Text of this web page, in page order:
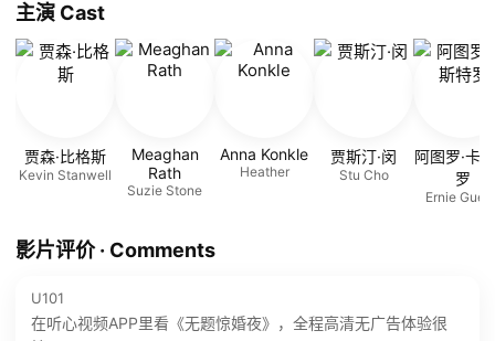
主演 Cast
贾森·比格斯
Kevin Stanwell
Meaghan
Rath
Suzie Stone
Anna Konkle
Heather
贾斯汀·闵
Stu Cho
阿图罗·卡
罗
Ernie
影片评价 · Comments
U101
在听心视频APP里看《无题惊婚夜》，全程高清无广告体验很